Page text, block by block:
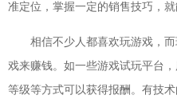
准定位，掌握一定的销售技巧，
相信不少人都喜欢玩游戏，
戏来赚钱。如一些游戏试玩平台
等级等方式可以获得报酬。有技